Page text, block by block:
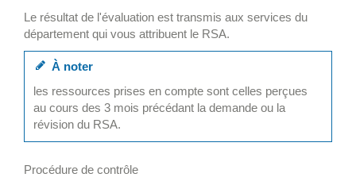
Le résultat de l'évaluation est transmis aux services du
département qui vous attribuent le RSA.
À noter
les ressources prises en compte sont celles perçues
au cours des 3 mois précédant la demande ou la
révision du RSA.
Procédure de contrôle